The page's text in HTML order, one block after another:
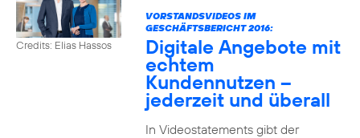
Credits: Elias Hassos
VORSTANDSVIDEOS IM
GESCHÄFTSBERICHT 2016:
Digitale Angebote mit
echtem
Kundennutzen –
jederzeit und überall
In Videostatements gibt der